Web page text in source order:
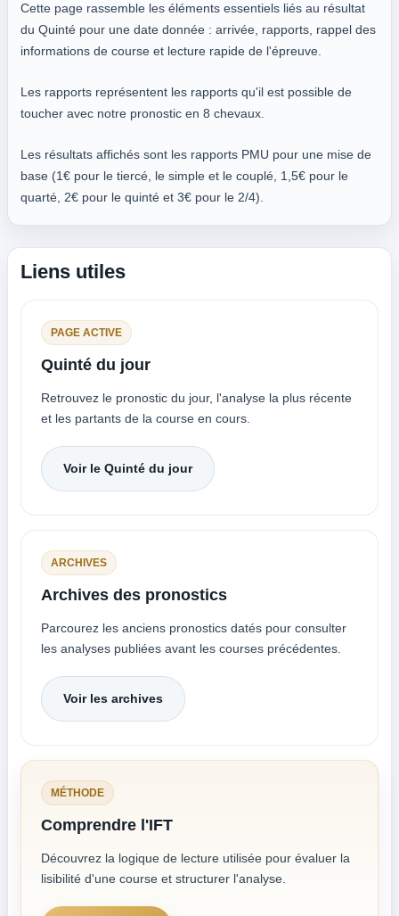
Cette page rassemble les éléments essentiels liés au résultat
du Quinté pour une date donnée : arrivée, rapports, rappel des
informations de course et lecture rapide de l'épreuve.
Les rapports représentent les rapports qu'il est possible de
toucher avec notre pronostic en 8 chevaux.
Les résultats affichés sont les rapports PMU pour une mise de
base (1€ pour le tiercé, le simple et le couplé, 1,5€ pour le
quarté, 2€ pour le quinté et 3€ pour le 2/4).
Liens utiles
PAGE ACTIVE
Quinté du jour
Retrouvez le pronostic du jour, l'analyse la plus récente
et les partants de la course en cours.
Voir le Quinté du jour
ARCHIVES
Archives des pronostics
Parcourez les anciens pronostics datés pour consulter
les analyses publiées avant les courses précédentes.
Voir les archives
MÉTHODE
Comprendre l'IFT
Découvrez la logique de lecture utilisée pour évaluer la
lisibilité d'une course et structurer l'analyse.